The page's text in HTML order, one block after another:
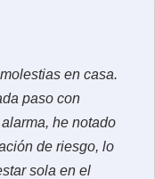
en casa.
paso con
he notado
de riesgo, lo
sola en el